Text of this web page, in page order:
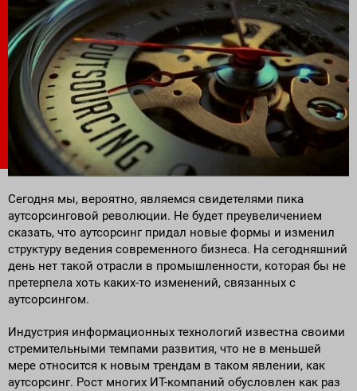
Поставка программного обеспечения и оборудования
Сегодня мы, вероятно, являемся свидетелями пика
аутсорсинговой революции. Не будет преувеличением
сказать, что аутсорсинг придал новые формы и изменил
структуру ведения современного бизнеса. На сегодняшний
день нет такой отрасли в промышленности, которая бы не
претерпела хоть каких-то изменений, связанных с
аутсорсингом.
Индустрия информационных технологий известна своими
стремительными темпами развития, что не в меньшей
мере относится к новым трендам в таком явлении, как
аутсорсинг. Рост многих ИТ-компаний обусловлен как раз